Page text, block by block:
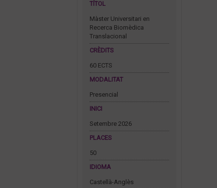
TÍTOL
Màster Universitari en
Recerca Biomèdica
Translacional
CRÈDITS
60 ECTS
MODALITAT
Presencial
INICI
Setembre 2026
PLACES
50
IDIOMA
Castellà-Anglès